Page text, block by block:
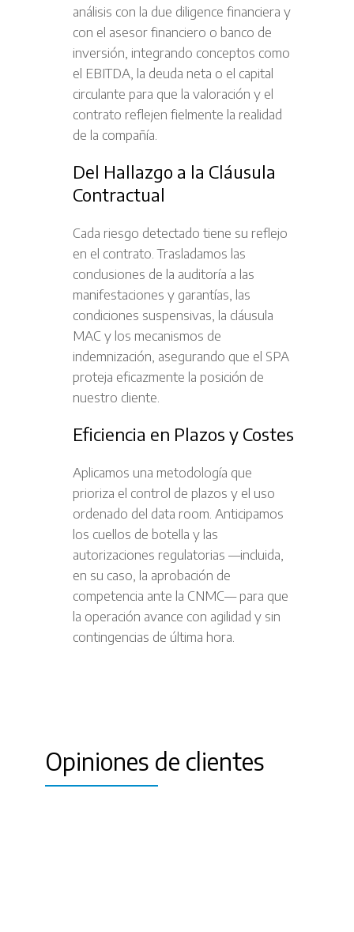
análisis con la due diligence financiera y
con el asesor financiero o banco de
inversión, integrando conceptos como
el EBITDA, la deuda neta o el capital
circulante para que la valoración y el
contrato reflejen fielmente la realidad
de la compañía.
Del Hallazgo a la Cláusula
Contractual
Cada riesgo detectado tiene su reflejo
en el contrato. Trasladamos las
conclusiones de la auditoría a las
manifestaciones y garantías, las
condiciones suspensivas, la cláusula
MAC y los mecanismos de
indemnización, asegurando que el SPA
proteja eficazmente la posición de
nuestro cliente.
Eficiencia en Plazos y Costes
Aplicamos una metodología que
prioriza el control de plazos y el uso
ordenado del data room. Anticipamos
los cuellos de botella y las
autorizaciones regulatorias —incluida,
en su caso, la aprobación de
competencia ante la CNMC— para que
la operación avance con agilidad y sin
contingencias de última hora.
Opiniones de clientes